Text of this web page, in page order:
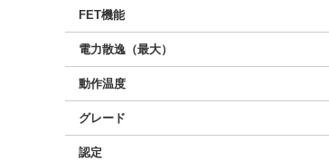
FET機能
電力散逸（最大）
動作温度
グレード
認定